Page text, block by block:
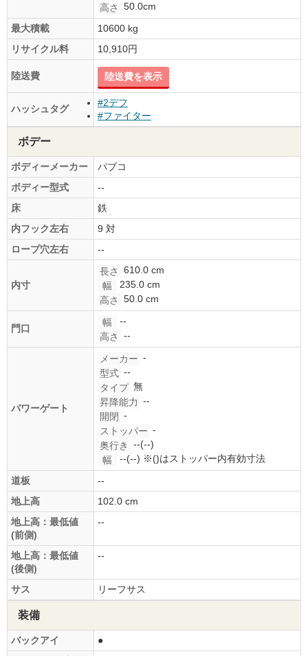
高さ
50.0cm
最大積載
10600 kg
リサイクル料
10,910円
陸送費 陸送費を表示
ハッシュタグ
#2デフ
#ファイター
ボデー
ボディーメーカー
パブコ
ボディー型式
--
床
鉄
内フック左右
9 対
ロープ穴左右
--
内寸
長さ
610.0 cm
幅
235.0 cm
高さ
50.0 cm
門口
幅
--
高さ
--
パワーゲート
メーカー -
型式 --
タイプ 無
昇降能力 --
開閉 -
ストッパー -
奥行き
--(--)
幅
--(--) ※()はストッパー内有効寸法
道板
--
地上高
102.0 cm
地上高：最低値
(前側)
--
地上高：最低値
(後側)
--
サス リーフサス
装備
バックアイ
●